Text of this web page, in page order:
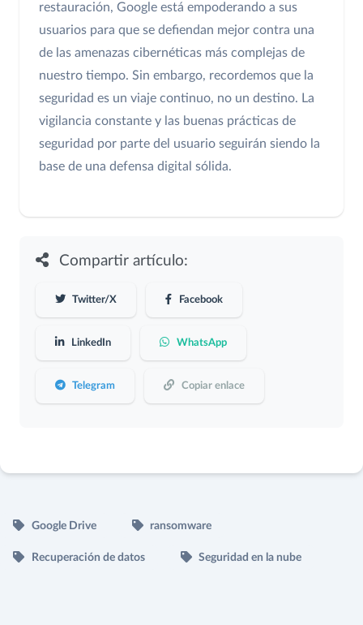
restauración, Google está empoderando a sus
usuarios para que se defiendan mejor contra una
de las amenazas cibernéticas más complejas de
nuestro tiempo. Sin embargo, recordemos que la
seguridad es un viaje continuo, no un destino. La
vigilancia constante y las buenas prácticas de
seguridad por parte del usuario seguirán siendo la
base de una defensa digital sólida.
Compartir artículo:
Twitter/X Facebook
LinkedIn WhatsApp
Telegram Copiar enlace
Google Drive ransomware
Recuperación de datos Seguridad en la nube